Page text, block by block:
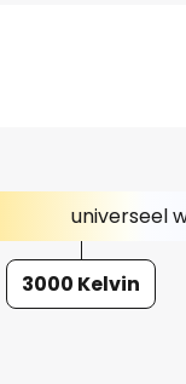
universeel
3000 Kelvin